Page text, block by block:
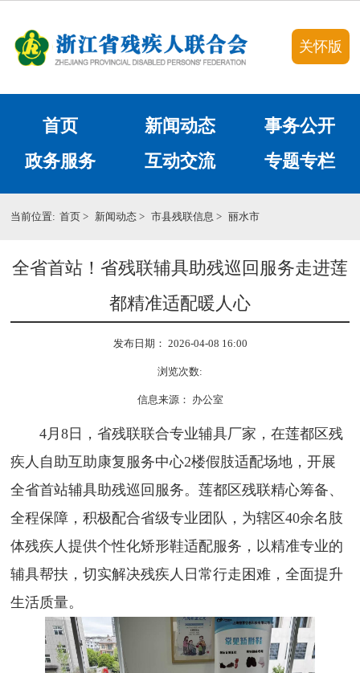
关怀版
首页 新闻动态
事务公开
政务服务
互动交流 专题专栏
当前位置: 首页 > 新闻动态> 市县残联信息> 丽水市
全省首站！省残联辅具助残巡回服务走进莲
都精准适配暖人心
发布日期： 2026-04-08 16:00
浏览次数:
信息来源： 办公室
4月8日，省残联联合专业辅具厂家，在莲都区残
疾人自助互助康复服务中心2楼假肢适配场地，开展
全省首站辅具助残巡回服务。莲都区残联精心筹备、
全程保障，积极配合省级专业团队，为辖区40余名肢
体残疾人提供个性化矫形鞋适配服务，以精准专业的
辅具帮扶，切实解决残疾人日常行走困难，全面提升
生活质量。